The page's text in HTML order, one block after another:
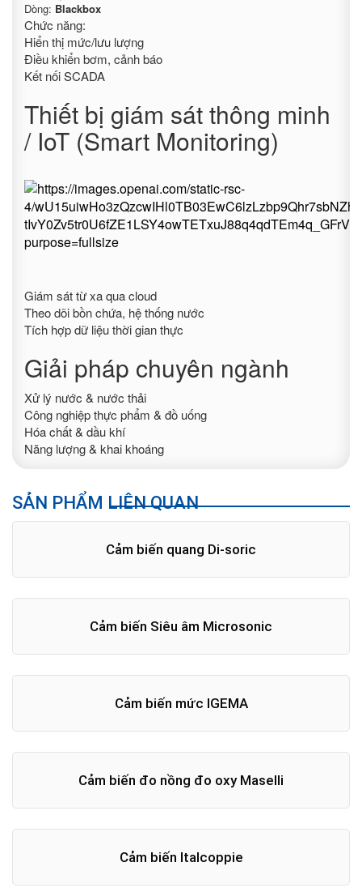
Dòng: Blackbox
Chức năng:
Hiển thị mức/lưu lượng
Điều khiển bơm, cảnh báo
Kết nối SCADA
Thiết bị giám sát thông minh
/ IoT (Smart Monitoring)
Giám sát từ xa qua cloud
Theo dõi bồn chứa, hệ thống nước
Tích hợp dữ liệu thời gian thực
Giải pháp chuyên ngành
Xử lý nước & nước thải
Công nghiệp thực phẩm & đồ uống
Hóa chất & dầu khí
Năng lượng & khai khoáng
SẢN PHẨM LIÊN QUAN
Cảm biến quang Di-soric
Cảm biến Siêu âm Microsonic
Cảm biến mức IGEMA
Cảm biến đo nồng đo oxy Maselli
Cảm biến Italcoppie